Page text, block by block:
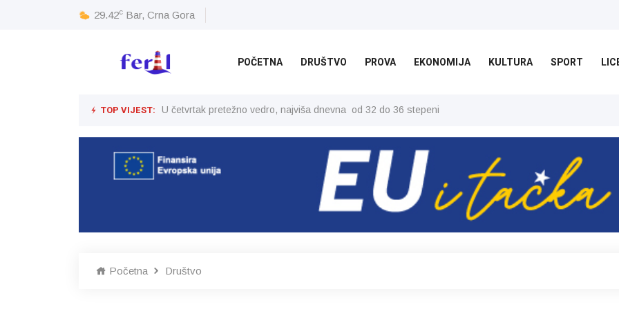
29.42c Bar, Crna Gora
POČETNA DRUŠTVO PROVA EKONOMIJA KULTURA SPORT
TOP VIJEST: U četvrtak pretežno vedro, najviša dnevna od 32 do 36 stepeni
Početna Društvo